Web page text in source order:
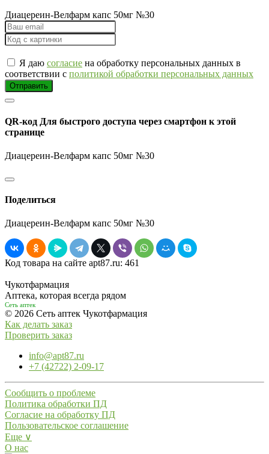
Диацереин-Велфарм капс 50мг №30
Я даю согласие на обработку персональных данных в
соответствии с политикой обработки персональных данных
Отправить
QR-код Для быстрого доступа через смартфон к этой
странице
Диацереин-Велфарм капс 50мг №30
Поделиться
Диацереин-Велфарм капс 50мг №30
Код товара на сайте apt87.ru: 461
Чукотфармация
Аптека, которая всегда рядом
Сеть аптек
© 2026 Сеть аптек Чукотфармация
Как делать заказ
Проверить заказ
info@apt87.ru
+7 (42722) 2-09-17
Сообщить о проблеме
Политика обработки ПД
Согласие на обработку ПД
Пользовательское соглашение
Еще ∨
О нас